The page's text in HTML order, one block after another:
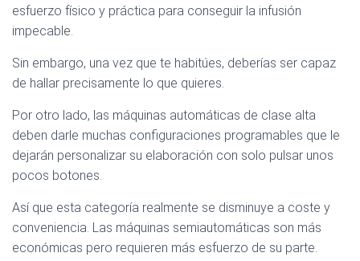
esfuerzo físico y práctica para conseguir la infusión
impecable.
Sin embargo, una vez que te habitúes, deberías ser capaz
de hallar precisamente lo que quieres.
Por otro lado, las máquinas automáticas de clase alta
deben darle muchas configuraciones programables que le
dejarán personalizar su elaboración con solo pulsar unos
pocos botones.
Así que esta categoría realmente se disminuye a coste y
conveniencia. Las máquinas semiautomáticas son más
económicas pero requieren más esfuerzo de su parte.